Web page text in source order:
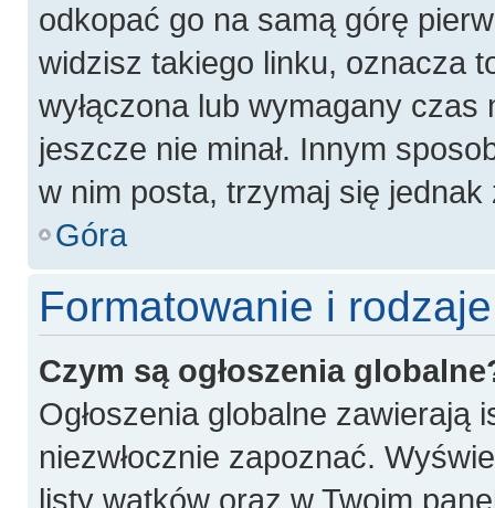
odkopać go na samą górę
widzisz takiego linku, oznacza
wyłączona lub wymagany
jeszcze nie minał. Innym
w nim posta, trzymaj się
Góra
Formatowanie i
Czym są ogłoszenia
Ogłoszenia globalne
niezwłocznie zapoznać.
listy wątków oraz w Twoim